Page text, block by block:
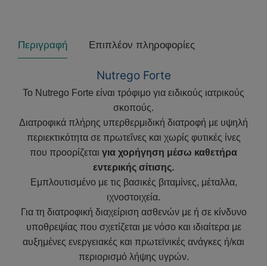
Περιγραφή Επιπλέον πληροφορίες
Nutrego Forte
Το Nutrego Forte είναι τρόφιμο για ειδικούς ιατρικούς
σκοπούς.
Διατροφικά πλήρης υπερθερμιδική διατροφή με υψηλή
περιεκτικότητα σε πρωτεΐνες και χωρίς φυτικές ίνες
που προορίζεται για χορήγηση μέσω καθετήρα
εντερικής σίτισης.
Εμπλουτισμένο με τις βασικές βιταμίνες, μέταλλα,
ιχνοστοιχεία.
Για τη διατροφική διαχείριση ασθενών με ή σε κίνδυνο
υποθρεψίας που σχετίζεται με νόσο και ιδιαίτερα με
αυξημένες ενεργειακές και πρωτεϊνικές ανάγκες ή/και
περιορισμό λήψης υγρών.